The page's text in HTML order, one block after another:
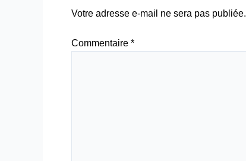
Votre adresse e-mail ne sera pas publiée.
Commentaire *